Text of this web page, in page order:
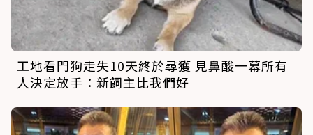
工地看門狗走失10天終於尋獲 見鼻酸一幕所有
人決定放手：新飼主比我們好